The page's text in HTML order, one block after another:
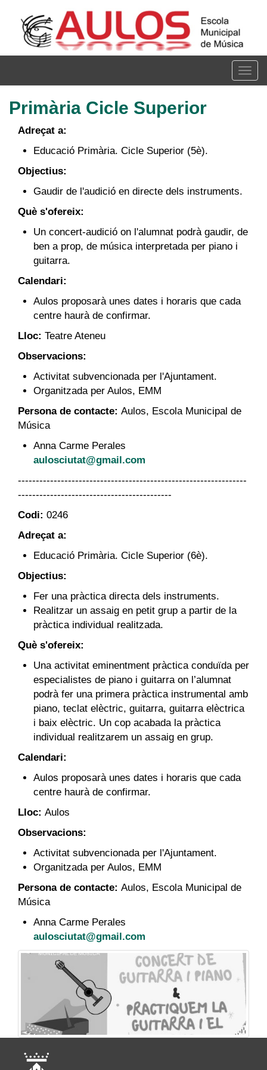
contingut
Primària Cicle Superior
Adreçat a:
Educació Primària. Cicle Superior (5è).
Objectius:
Gaudir de l'audició en directe dels instruments.
Què s'ofereix:
Un concert-audició on l'alumnat podrà gaudir, de
ben a prop, de música interpretada per piano i
guitarra.
Calendari:
Aulos proposarà unes dates i horaris que cada
centre haurà de confirmar.
Lloc: Teatre Ateneu
Observacions:
Activitat subvencionada per l'Ajuntament.
Organitzada per Aulos, EMM
Persona de contacte: Aulos, Escola Municipal de
Música
Anna Carme Perales
aulosciutat@gmail.com
----------------------------------------------------------------
-------------------------------------------
Codi: 0246
Adreçat a:
Educació Primària. Cicle Superior (6è).
Objectius:
Fer una pràctica directa dels instruments.
Realitzar un assaig en petit grup a partir de la
pràctica individual realitzada.
Què s'ofereix:
Una activitat eminentment pràctica conduïda per
especialistes de piano i guitarra on l’alumnat
podrà fer una primera pràctica instrumental amb
piano, teclat elèctric, guitarra, guitarra elèctrica
i baix elèctric. Un cop acabada la pràctica
individual realitzarem un assaig en grup.
Calendari:
Aulos proposarà unes dates i horaris que cada
centre haurà de confirmar.
Lloc: Aulos
Observacions:
Activitat subvencionada per l'Ajuntament.
Organitzada per Aulos, EMM
Persona de contacte: Aulos, Escola Municipal de
Música
Anna Carme Perales
aulosciutat@gmail.com